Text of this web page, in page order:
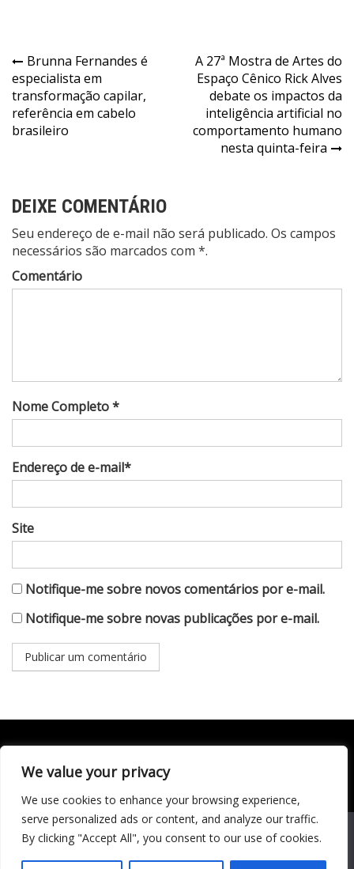
We value your privacy
We use cookies to enhance your browsing experience,
serve personalized ads or content, and analyze our traffic.
By clicking "Accept All", you consent to our use of cookies.
Navegação
de
Post
Brunna Fernandes é
especialista em
transformação capilar,
referência em cabelo
brasileiro
A 27ª Mostra de Artes do
Espaço Cênico Rick Alves
debate os impactos da
inteligência artificial no
comportamento humano
nesta quinta-feira
DEIXE COMENTÁRIO
Seu endereço de e-mail não será publicado. Os campos
necessários são marcados com *.
Comentário
Nome Completo *
Endereço de e-mail*
Site
Notifique-me sobre novos comentários por e-mail.
Notifique-me sobre novas publicações por e-mail.
Todo conteúdo publicado neste portal, incluindo textos,
responsabilidade do autor. © 2020 - 2024 Todos os direitos
reservados ao site Matéria Livre Royale News by
Themebeez
Economia
We use cookies to ensure that we give you the best
experience on our website. If you continue to use this site we
will assume that you are happy with it.